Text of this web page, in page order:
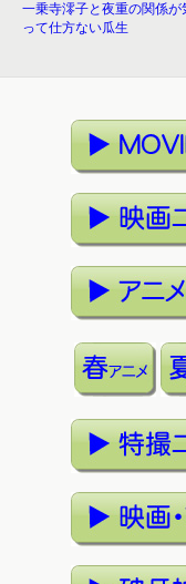
一乗寺澪子と夜重の関係が
って仕方ない瓜生